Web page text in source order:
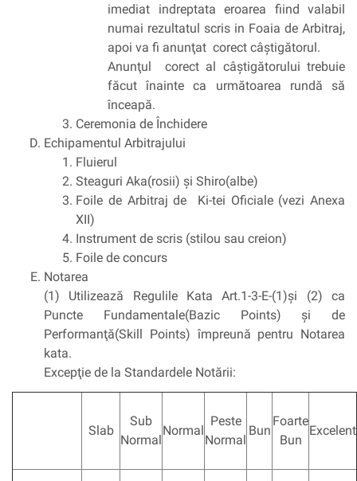
imediat indreptata eroarea fiind valabil
numai rezultatul scris in Foaia de Arbitraj,
apoi va fi anunţat corect câştigătorul.
Anunţul corect al câştigătorului trebuie
făcut înainte ca următoarea rundă să
înceapă.
Ceremonia de Închidere
Echipamentul Arbitrajului
Fluierul
Steaguri Aka(rosii) şi Shiro(albe)
Foile de Arbitraj de Ki-tei Oficiale (vezi Anexa
XII)
Instrument de scris (stilou sau creion)
Foile de concurs
Notarea
(1) Utilizează Regulile Kata Art.1-3-E-(1)şi (2) ca
Puncte Fundamentale(Bazic Points) şi de
Performanţă(Skill Points) împreună pentru Notarea
kata.
Excepţie de la Standardele Notării:
Slab
Sub
Normal
Normal
Peste
Normal
Bun
Foarte
Bun
Excelent